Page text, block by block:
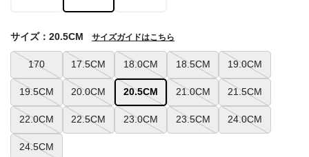
170 17.5CM 18.0CM 18.5CM 19.0CM
19.5CM 20.0CM 20.5CM 21.0CM 21.5CM
22.0CM 22.5CM 23.0CM 23.5CM 24.0CM
24.5CM
サイズ：20.5CM サイズガイドはこちら